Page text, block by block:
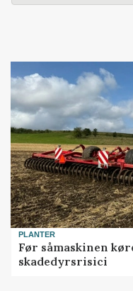
PLANTER
Før såmaskinen
skadedyrsrisici